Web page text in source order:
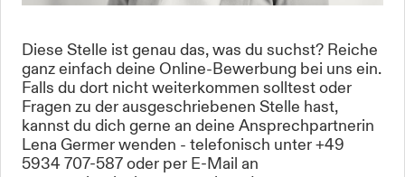
Diese Stelle ist genau das, was du suchst? Reiche
ganz einfach deine Online-Bewerbung bei uns ein.
Falls du dort nicht weiterkommen solltest oder
Fragen zu der ausgeschriebenen Stelle hast,
kannst du dich gerne an deine Ansprechpartnerin
Lena Germer wenden - telefonisch unter +49
5934 707-587 oder per E-Mail an